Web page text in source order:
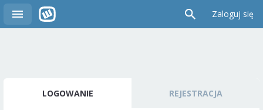
Zaloguj się
LOGOWANIE REJESTRACJA